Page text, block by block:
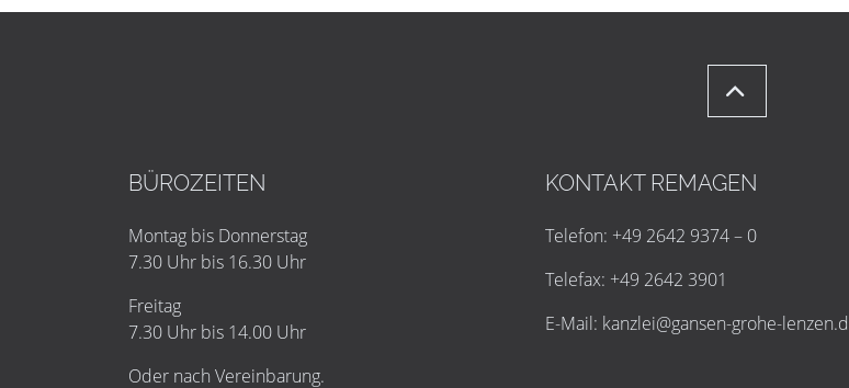
BÜROZEITEN
Montag bis Donnerstag
7.30 Uhr bis 16.30 Uhr
Freitag
7.30 Uhr bis 14.00 Uhr
Oder nach Vereinbarung.
KONTAKT REMAGEN
Telefon: +49 2642 9374 – 0
Telefax: +49 2642 3901
E-Mail: kanzlei@gansen-grohe-lenzen.d